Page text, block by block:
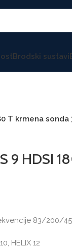
Brodski sustavi
T krmena sonda
9 HDSI
83/200/
HELIX 12